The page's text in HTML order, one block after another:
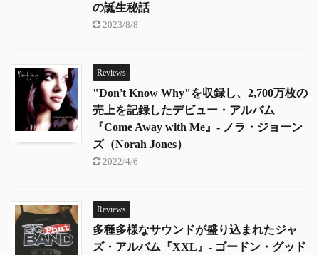
の誕生秘話
2023/8/8
Reviews
"Don't Know Why"を収録し、2,700万枚の
売上を記録したデビュー・アルバム
『Come Away with Me』- ノラ・ジョーン
ズ（Norah Jones）
2022/4/6
Reviews
多種多様なサウンドが盛り込まれたジャ
ズ・アルバム『XXL』- ゴードン・グッド